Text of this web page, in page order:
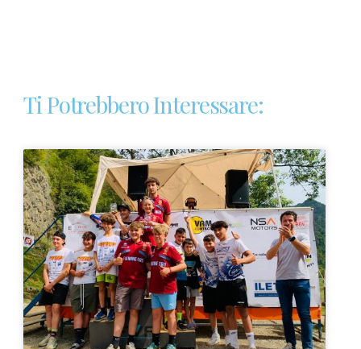
Ti Potrebbero Interessare: